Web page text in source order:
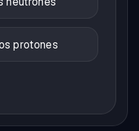
protones